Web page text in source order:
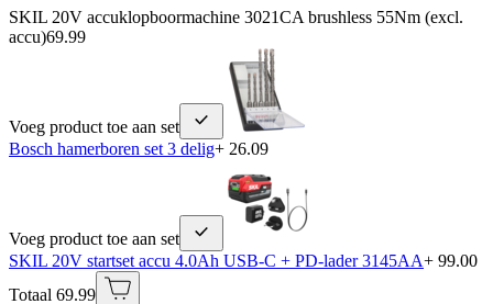
SKIL 20V accuklopboormachine 3021CA brushless 55Nm (excl.
accu)69.99
Voeg product toe aan set
Bosch hamerboren set 3 delig+ 26.09
Voeg product toe aan set
SKIL 20V startset accu 4.0Ah USB-C + PD-lader 3145AA+ 99.00
Totaal 69.99